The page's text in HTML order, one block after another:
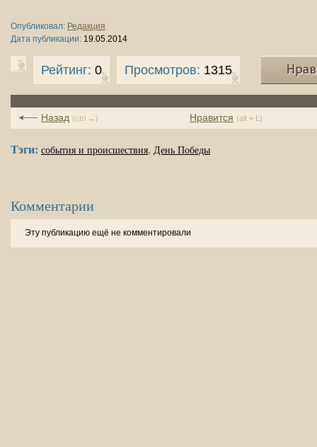
Опубликовал: Редакция
Дата публикации: 19.05.2014
Рейтинг: 0 Просмотров: 1315
Нравится (alt + L)
Назад (ctrl ←)
Тэги: события и происшествия, День Победы
Комментарии
Эту публикацию ещё не комментировали